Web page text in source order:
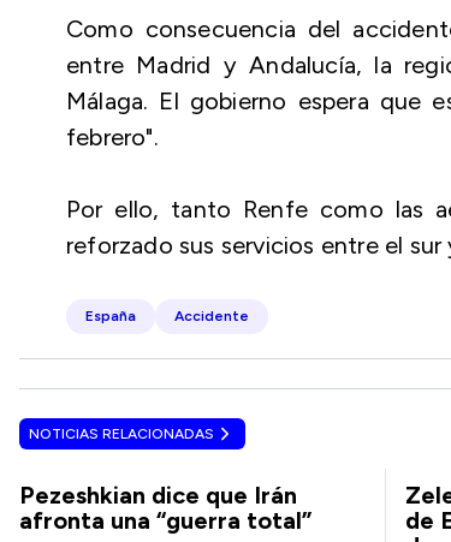
Como consecuencia del
entre Madrid y Andalucía, la
Málaga. El gobierno espera que
febrero".
Por ello, tanto Renfe como las
reforzado sus servicios entre el
España Accidente
NOTICIAS RELACIONADAS
Pezeshkian dice que Irán
afronta una “guerra total”
de